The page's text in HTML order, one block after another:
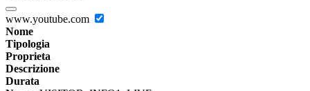
www.youtube.com
Nome
Tipologia
Proprieta
Descrizione
Durata